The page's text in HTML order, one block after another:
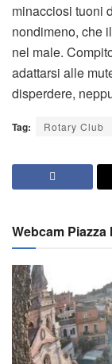
minacciosi tuoni
nondimeno, che
nel male.
adattarsi alle
disperdere,
Tag: Rotary Club
Webcam Piazza